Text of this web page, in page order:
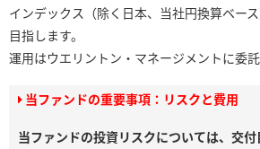
インデックス（除く日本、当社円換算ベー
目指します。
運用はウエリントン・マネージメントに委託
当ファンドの重要事項：リスクと費用
当ファンドの投資リスクについては、交